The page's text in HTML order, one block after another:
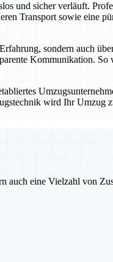
und sicher verläuft.
Transport sowie eine
sondern auch
Kommunikation.
wird Ihr Umzug
auch eine Vielzahl von